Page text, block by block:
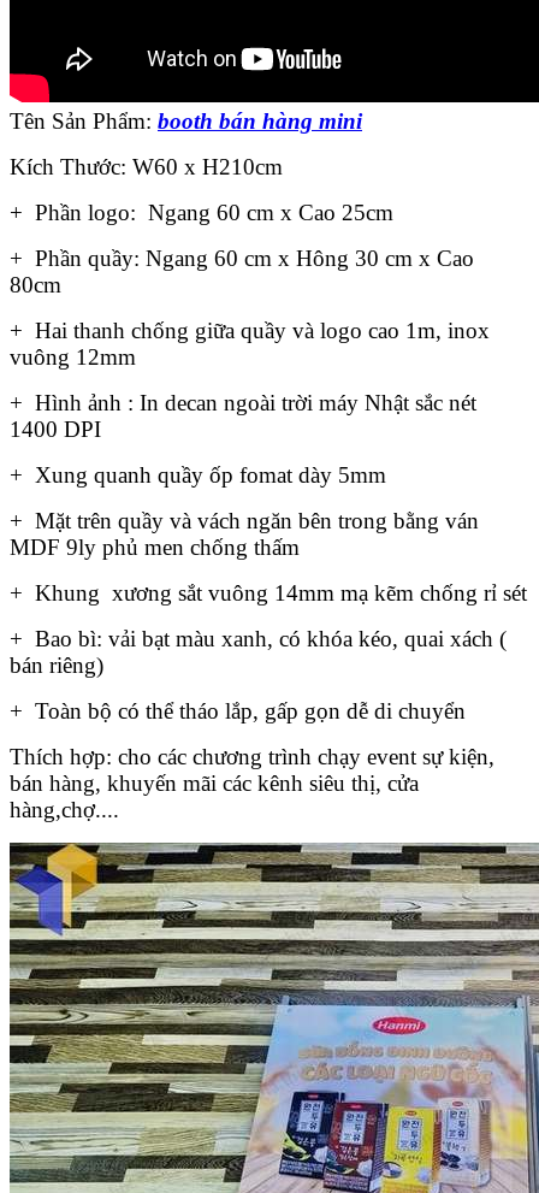
Tên Sản Phẩm: booth bán hàng mini
Kích Thước: W60 x H210cm
+ Phần logo: Ngang 60 cm x Cao 25cm
+ Phần quầy: Ngang 60 cm x Hông 30 cm x Cao
80cm
+ Hai thanh chống giữa quầy và logo cao 1m, inox
vuông 12mm
+ Hình ảnh : In decan ngoài trời máy Nhật sắc nét
1400 DPI
+ Xung quanh quầy ốp fomat dày 5mm
+ Mặt trên quầy và vách ngăn bên trong bằng ván
MDF 9ly phủ men chống thấm
+ Khung xương sắt vuông 14mm mạ kẽm chống rỉ sét
+ Bao bì: vải bạt màu xanh, có khóa kéo, quai xách (
bán riêng)
+ Toàn bộ có thể tháo lắp, gấp gọn dễ di chuyển
Thích hợp: cho các chương trình chạy event sự kiện,
bán hàng, khuyến mãi các kênh siêu thị, cửa
hàng,chợ....